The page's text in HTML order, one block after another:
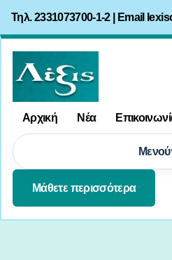
Τηλ. 2331073700-1-2 | Email
Αρχική Νέα
Μενού
Μάθετε περισσότερα